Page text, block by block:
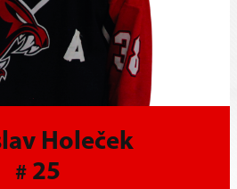
Holeček
# 25